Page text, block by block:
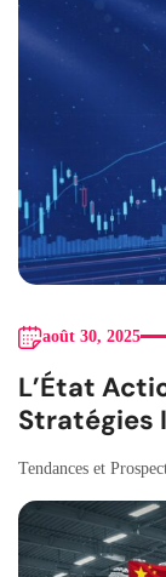
août 30, 2025
L’État
Stratégies
Tendances et